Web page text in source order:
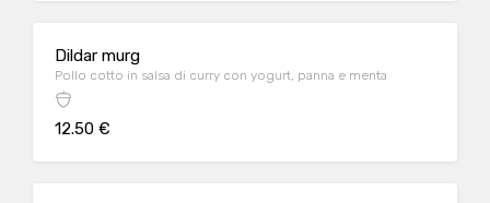
Dildar murg
Pollo cotto in salsa di curry con yogurt, panna e menta
12.50 €